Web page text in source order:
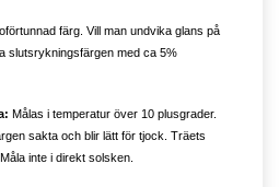
färg. Vill man undvika glans på
slutsrykningsfärgen med ca 5%
Målas i temperatur över 10 plusgrader.
sakta och blir lätt för tjock. Träets
inte i direkt solsken.